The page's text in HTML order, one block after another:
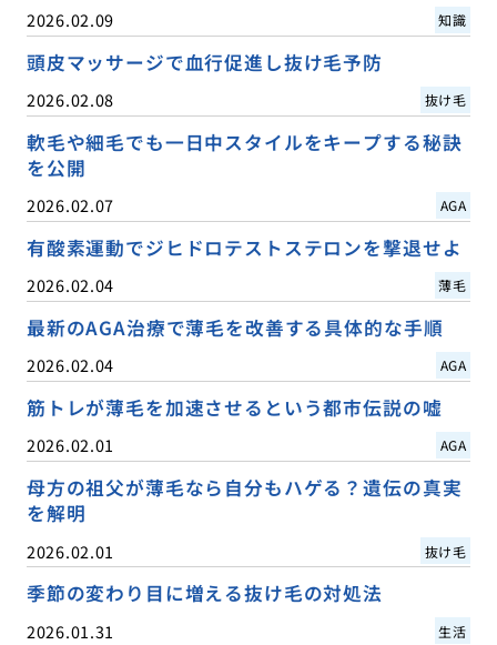
2026.02.09 知識
頭皮マッサージで血行促進し抜け毛予防
2026.02.08 抜け毛
軟毛や細毛でも一日中スタイルをキープする秘訣
を公開
2026.02.07 AGA
有酸素運動でジヒドロテストステロンを撃退せよ
2026.02.04 薄毛
最新のAGA治療で薄毛を改善する具体的な手順
2026.02.04 AGA
筋トレが薄毛を加速させるという都市伝説の嘘
2026.02.01 AGA
母方の祖父が薄毛なら自分もハゲる？遺伝の真実
を解明
2026.02.01 抜け毛
季節の変わり目に増える抜け毛の対処法
2026.01.31 生活